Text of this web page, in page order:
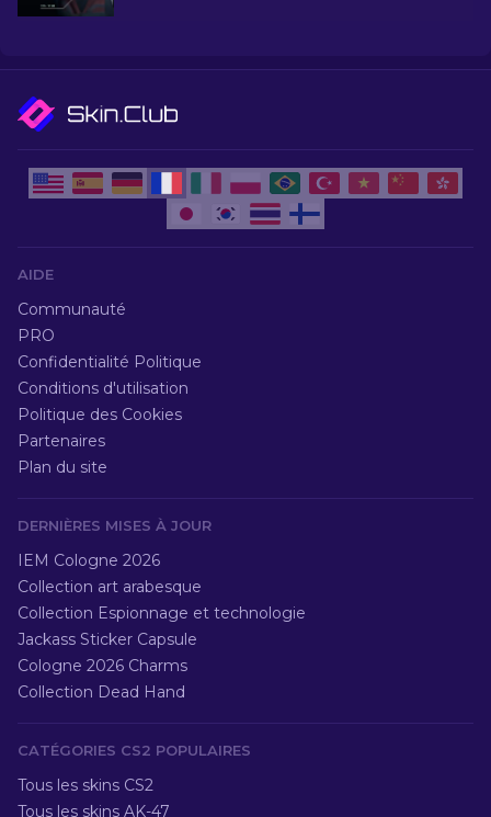
AIDE
Communauté
PRO
Confidentialité Politique
Conditions d'utilisation
Politique des Cookies
Partenaires
Plan du site
DERNIÈRES MISES À JOUR
IEM Cologne 2026
Collection art arabesque
Collection Espionnage et technologie
Jackass Sticker Capsule
Cologne 2026 Charms
Collection Dead Hand
CATÉGORIES CS2 POPULAIRES
Tous les skins CS2
Tous les skins AK-47